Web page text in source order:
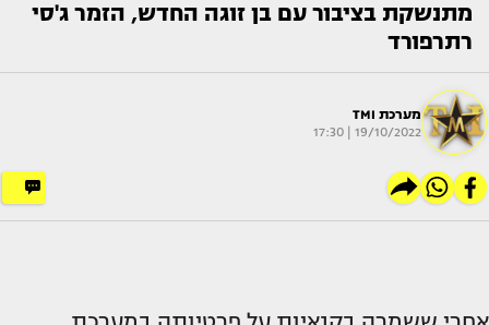
מתנשקת בציבור עם בן זוגה החדש, הזמר ג'סי
רתרפורד
מערכת TMI
19/10/2022 | 17:30